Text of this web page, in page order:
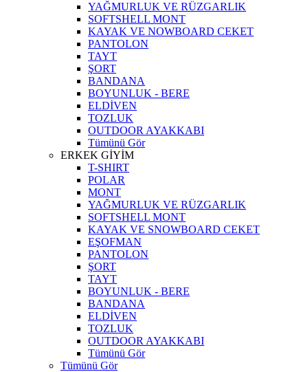
YAĞMURLUK VE RÜZGARLIK
SOFTSHELL MONT
KAYAK VE NOWBOARD CEKET
PANTOLON
TAYT
ŞORT
BANDANA
BOYUNLUK - BERE
ELDİVEN
TOZLUK
OUTDOOR AYAKKABI
Tümünü Gör
ERKEK GİYİM
T-SHIRT
POLAR
MONT
YAĞMURLUK VE RÜZGARLIK
SOFTSHELL MONT
KAYAK VE SNOWBOARD CEKET
EŞOFMAN
PANTOLON
ŞORT
TAYT
BOYUNLUK - BERE
BANDANA
ELDİVEN
TOZLUK
OUTDOOR AYAKKABI
Tümünü Gör
Tümünü Gör